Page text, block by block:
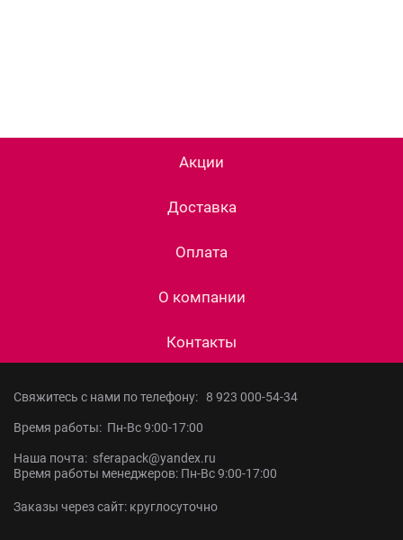
Акции
Доставка
Оплата
О компании
Контакты
Свяжитесь с нами по телефону: 8 923 000-54-34
Время работы: Пн-Вс 9:00-17:00
Наша почта: sferapack@yandex.ru
Время работы менеджеров: Пн-Вс 9:00-17:00
Заказы через сайт: круглосуточно